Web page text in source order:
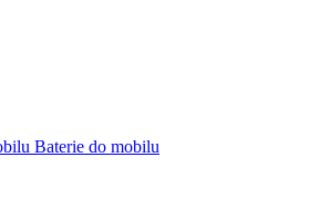
Baterie do mobilu